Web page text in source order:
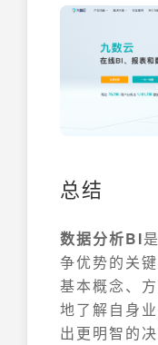
总结
数据分析BI
争优势的关
基本概念、
地了解自身
出更明智的